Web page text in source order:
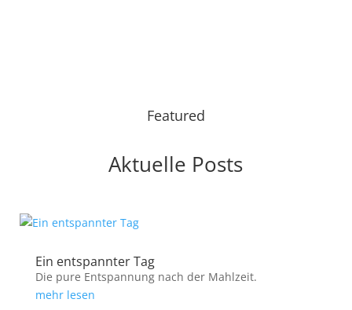
Featured
Aktuelle Posts
Ein entspannter Tag
Die pure Entspannung nach der Mahlzeit.
mehr lesen